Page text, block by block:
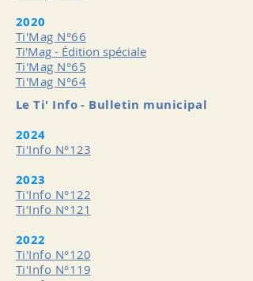
2020
Ti'Mag N°66
Ti'Mag - Édition spéciale
Ti'Mag N°65
Ti'Mag N°64
Le Ti' Info - Bulletin municipal
2024
Ti'Info N°123
2023
Ti'Info N°122
Ti'Info N°121
2022
Ti'Info N°120
Ti'Info N°119